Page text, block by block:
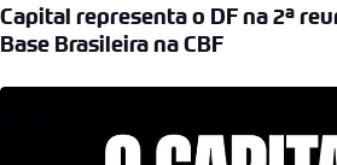
Capital representa o DF na 2ª
Base Brasileira na CBF